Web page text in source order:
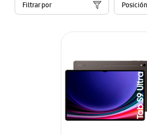
Filtrar por